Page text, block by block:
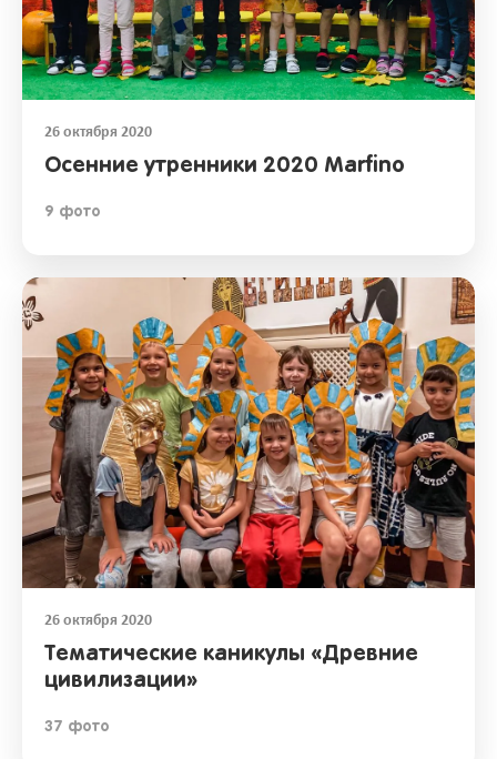
26 октября 2020
Осенние утренники 2020 Marfino
9 фото
26 октября 2020
Тематические каникулы «Древние
цивилизации»
37 фото